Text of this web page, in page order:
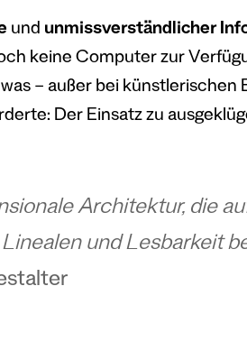
und unmissverständlicher
keine Computer zur
– außer bei künstlerischen
Der Einsatz zu
Architektur, die
und Lesbarkeit